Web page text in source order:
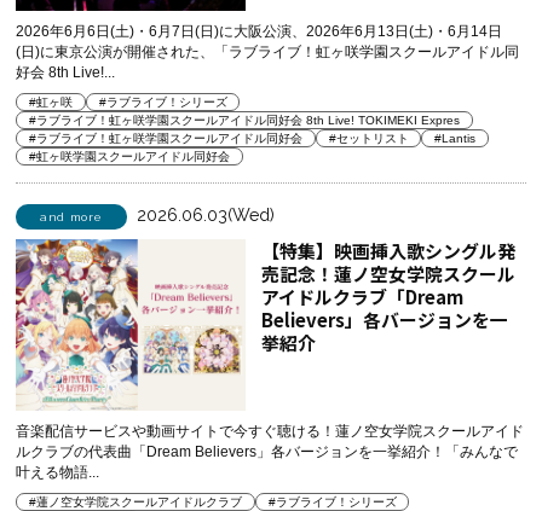
2026年6月6日(土)・6月7日(日)に大阪公演、2026年6月13日(土)・6月14日
(日)に東京公演が開催された、「ラブライブ！虹ヶ咲学園スクールアイドル同
好会 8th Live!...
#虹ヶ咲
#ラブライブ！シリーズ
#ラブライブ！虹ヶ咲学園スクールアイドル同好会 8th Live! TOKIMEKI Expres
#ラブライブ！虹ヶ咲学園スクールアイドル同好会
#セットリスト
#Lantis
#虹ヶ咲学園スクールアイドル同好会
and more 2026.06.03(Wed)
【特集】映画挿入歌シングル発
売記念！蓮ノ空女学院スクール
アイドルクラブ「Dream
Believers」各バージョンを一
挙紹介
音楽配信サービスや動画サイトで今すぐ聴ける！蓮ノ空女学院スクールアイド
ルクラブの代表曲「Dream Believers」各バージョンを一挙紹介！「みんなで
叶える物語...
#蓮ノ空女学院スクールアイドルクラブ
#ラブライブ！シリーズ